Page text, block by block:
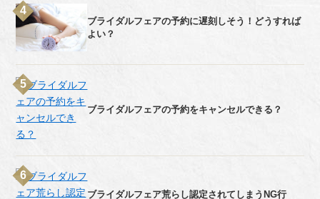
ブライダルフェアの予約に遅刻しそう！どうすれば
よい？
ブライダルフェアの予約をキャンセルできる？
ブライダルフェア荒らし認定されてしまうNG行